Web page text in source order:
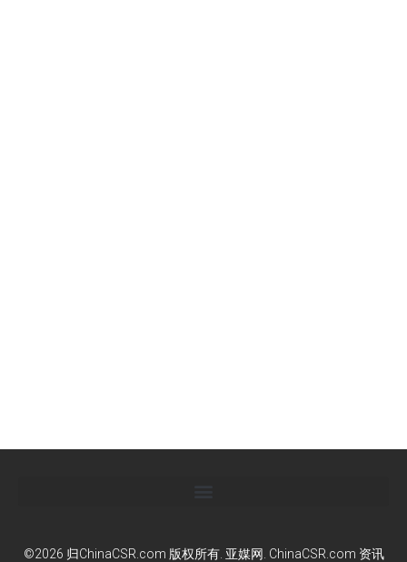
©2026 归ChinaCSR.com 版权所有. 亚媒网. ChinaCSR.com 资讯